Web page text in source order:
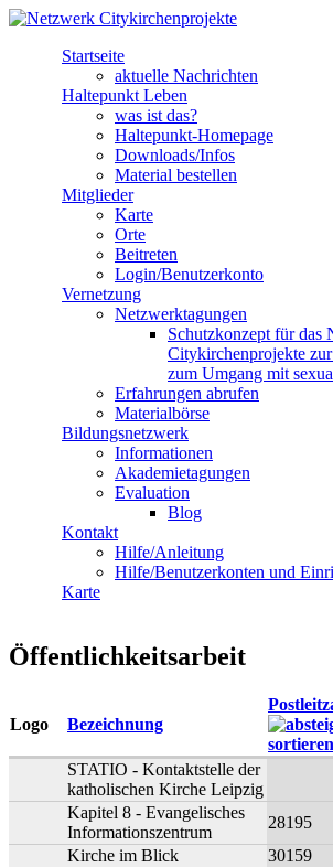
Direkt zum Inhalt
Netzwerk
Citykirchenprojekte
Startseite
aktuelle Nachrichten
Haltepunkt Leben
was ist das?
Haltepunkt-Homepage
Downloads/Infos
Material bestellen
Mitglieder
Karte
Orte
Beitreten
Login/Benutzerkonto
Vernetzung
Netzwerktagungen
Schutzkonzept für das
Citykirchenprojekte
zum Umgang mit
Erfahrungen abrufen
Materialbörse
Bildungsnetzwerk
Informationen
Akademietagungen
Evaluation
Blog
Kontakt
Hilfe/Anleitung
Hilfe/Benutzerkonten und
Karte
Öffentlichkeitsarbeit
Logo Bezeichnung
STATIO - Kontaktstelle der
katholischen Kirche Leipzig
Kapitel 8 - Evangelisches
Informationszentrum
28195
Kirche im Blick
30159